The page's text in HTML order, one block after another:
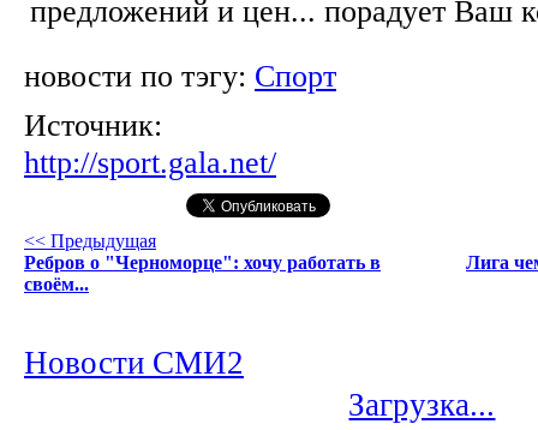
предложений и цен... порадует Ваш
новости по тэгу: Спорт
Источник:
http://sport.gala.net/
<< Предыдущая
Ребров о "Черноморце": хочу работать в
своём...
Лига
Новости СМИ2
Загрузка...